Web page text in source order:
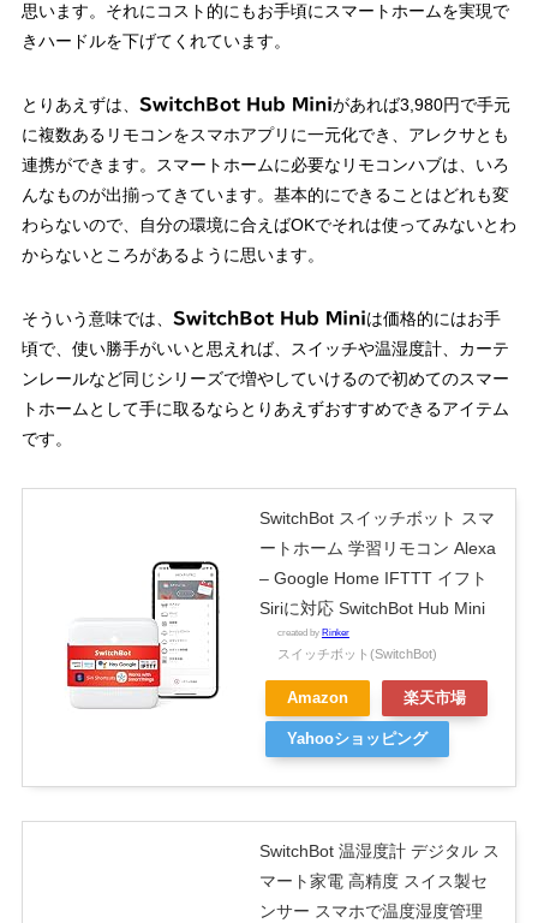
思います。それにコスト的にもお手頃にスマートホームを実現で
きハードルを下げてくれています。
とりあえずは、 SwitchBot Hub Miniがあれば3,980円で手元
に複数あるリモコンをスマホアプリに一元化でき、アレクサとも
連携ができます。スマートホームに必要なリモコンハブは、いろ
んなものが出揃ってきています。基本的にできることはどれも変
わらないので、自分の環境に合えばOKでそれは使ってみないとわ
からないところがあるように思います。
そういう意味では、 SwitchBot Hub Miniは価格的にはお手
頃で、使い勝手がいいと思えれば、スイッチや温湿度計、カーテ
ンレールなど同じシリーズで増やしていけるので初めてのスマー
トホームとして手に取るならとりあえずおすすめできるアイテム
です。
SwitchBot スイッチボット スマ
ートホーム 学習リモコン Alexa
– Google Home IFTTT イフト
Siriに対応 SwitchBot Hub Mini
created by Rinker
スイッチボット(SwitchBot)
Amazon 楽天市場
Yahooショッピング
SwitchBot 温湿度計 デジタル ス
マート家電 高精度 スイス製セ
ンサー スマホで温度湿度管理